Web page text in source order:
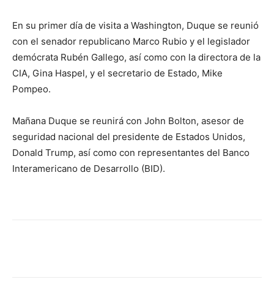
En su primer día de visita a Washington, Duque se reunió
con el senador republicano Marco Rubio y el legislador
demócrata Rubén Gallego, así como con la directora de la
CIA, Gina Haspel, y el secretario de Estado, Mike
Pompeo.
Mañana Duque se reunirá con John Bolton, asesor de
seguridad nacional del presidente de Estados Unidos,
Donald Trump, así como con representantes del Banco
Interamericano de Desarrollo (BID).